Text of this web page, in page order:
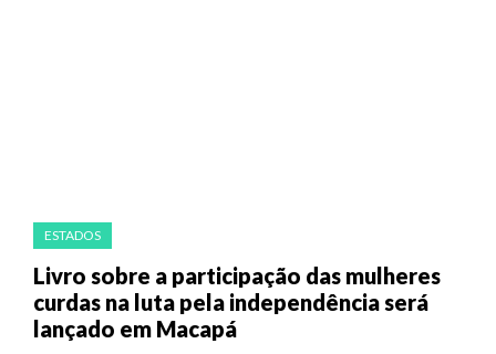
ESTADOS
Livro sobre a participação das mulheres
curdas na luta pela independência será
lançado em Macapá